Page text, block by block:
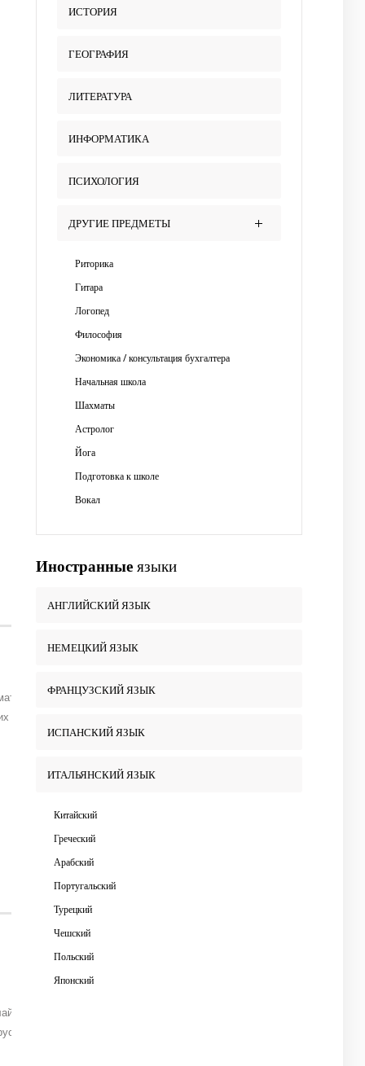
Почему по этим двум предметам? Потому что начиная со
Иркутской области.
школе «Дистанционный учитель». В 2005-ом году с отличием
языка, литературы и культурологии.
ИСТОРИЯ
ГЕОГРАФИЯ
ЛИТЕРАТУРА
ИНФОРМАТИКА
ПСИХОЛОГИЯ
ДРУГИЕ ПРЕДМЕТЫ
Риторика
Гитара
Логопед
Философия
Экономика / консультация бухгалтера
Начальная школа
Шахматы
Астролог
Йога
Подготовка к школе
Вокал
Иностранныеязыки
АНГЛИЙСКИЙ ЯЗЫК
НЕМЕЦКИЙ ЯЗЫК
ФРАНЦУЗСКИЙ ЯЗЫК
ИСПАНСКИЙ ЯЗЫК
ИТАЛЬЯНСКИЙ ЯЗЫК
Китайский
Греческий
Арабский
Португальский
Турецкий
Чешский
Польский
Японский